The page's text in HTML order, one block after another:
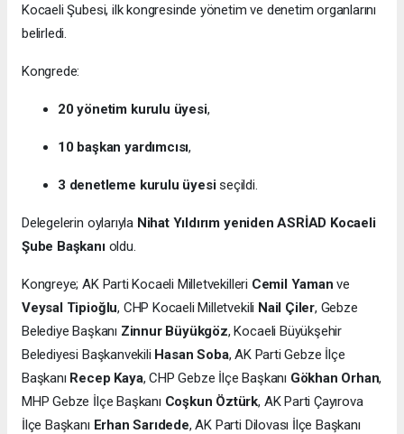
Kocaeli Şubesi, ilk kongresinde yönetim ve denetim organlarını
belirledi.
Kongrede:
20 yönetim kurulu üyesi,
10 başkan yardımcısı,
3 denetleme kurulu üyesiseçildi.
Delegelerin oylarıyla Nihat Yıldırım yeniden ASRİAD Kocaeli
Şube Başkanıoldu.
Kongreye; AK Parti Kocaeli Milletvekilleri Cemil Yaman ve
Veysal Tipioğlu, CHP Kocaeli Milletvekili Nail Çiler, Gebze
Belediye Başkanı Zinnur Büyükgöz, Kocaeli Büyükşehir
Belediyesi Başkanvekili Hasan Soba, AK Parti Gebze İlçe
Başkanı Recep Kaya, CHP Gebze İlçe Başkanı Gökhan Orhan,
MHP Gebze İlçe Başkanı Coşkun Öztürk, AK Parti Çayırova
İlçe Başkanı Erhan Sarıdede, AK Parti Dilovası İlçe Başkanı